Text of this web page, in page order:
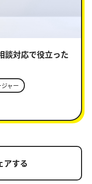
対応で役立った
ャー
アする